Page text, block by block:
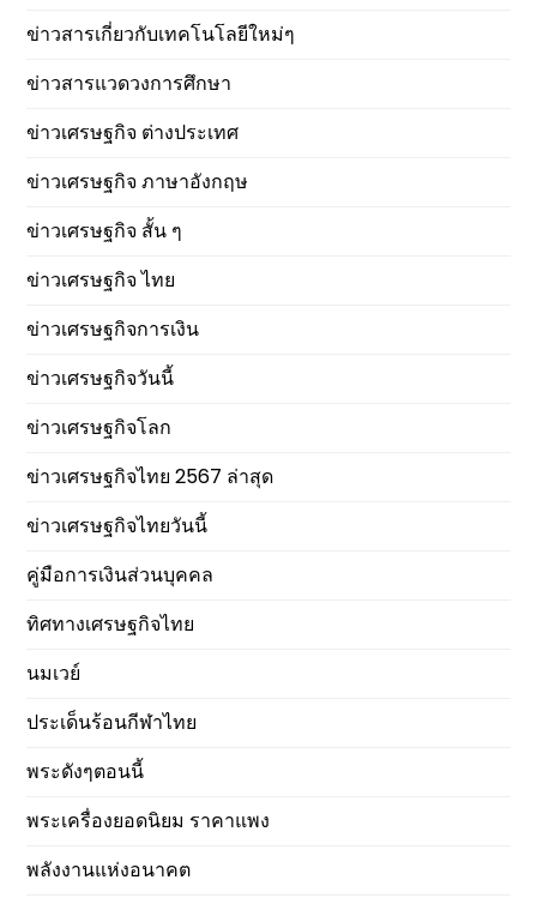
ข่าวสารเกี่ยวกับเทคโนโลยีใหม่ๆ
ข่าวสารแวดวงการศึกษา
ข่าวเศรษฐกิจ ต่างประเทศ
ข่าวเศรษฐกิจ ภาษาอังกฤษ
ข่าวเศรษฐกิจ สั้น ๆ
ข่าวเศรษฐกิจ ไทย
ข่าวเศรษฐกิจการเงิน
ข่าวเศรษฐกิจวันนี้
ข่าวเศรษฐกิจโลก
ข่าวเศรษฐกิจไทย 2567 ล่าสุด
ข่าวเศรษฐกิจไทยวันนี้
คู่มือการเงินส่วนบุคคล
ทิศทางเศรษฐกิจไทย
นมเวย์
ประเด็นร้อนกีฬาไทย
พระดังๆตอนนี้
พระเครื่องยอดนิยม ราคาแพง
พลังงานแห่งอนาคต